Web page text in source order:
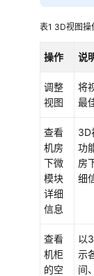
置
警
理
屏
监
控
表1 3D视图操
操作 说
调整
视图
将
最
查看
机房
下微
模块
详细
信息
3D
功
房
细
查看
机柜
的空
以
示
间